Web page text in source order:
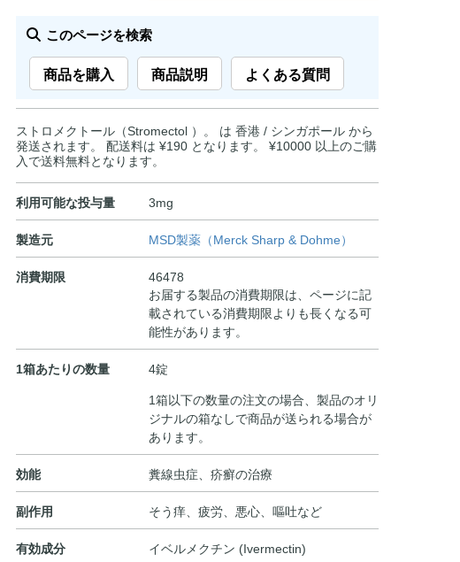
帯:
¥5,900
¥15,100
このページを検索
商品を購入 商品説明 よくある質問
ストロメクトール（Stromectol ）。 は 香港 / シンガポール から
発送されます。 配送料は ¥190 となります。 ¥10000 以上のご購
入で送料無料となります。
利用可能な投与量 3mg
製造元 MSD製薬（Merck Sharp & Dohme）
消費期限
46478
お届する製品の消費期限は、ページに記
載されている消費期限よりも長くなる可
能性があります。
1箱あたりの数量
4錠
1箱以下の数量の注文の場合、製品のオリ
ジナルの箱なしで商品が送られる場合が
あります。
効能 糞線虫症、疥癬の治療
副作用 そう痒、疲労、悪心、嘔吐など
有効成分 イベルメクチン (Ivermectin)